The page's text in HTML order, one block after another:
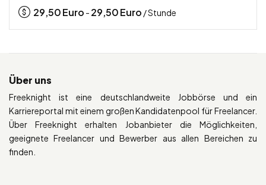
29,50Euro - 29,50Euro / Stunde
Über uns
Freeknight ist eine deutschlandweite Jobbörse und ein
Karriereportal mit einem großen Kandidatenpool für Freelancer.
Über Freeknight erhalten Jobanbieter die Möglichkeiten,
geeignete Freelancer und Bewerber aus allen Bereichen zu
finden.